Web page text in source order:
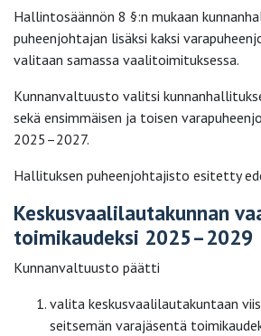
Hallintosäännön 8 §:n mukaan
puheenjohtajan lisäksi kaksi
valitaan samassa vaalitoimituksessa.
Kunnanvaltuusto valitsi
sekä ensimmäisen ja toisen
2025–2027.
Hallituksen puheenjohtajisto esitetty
Keskusvaalilautakunnan
toimikaudeksi 2025–2029
Kunnanvaltuusto päätti
valita keskusvaalilautakuntaan
seitsemän varajäsentä